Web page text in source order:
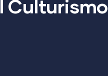
Culturismo